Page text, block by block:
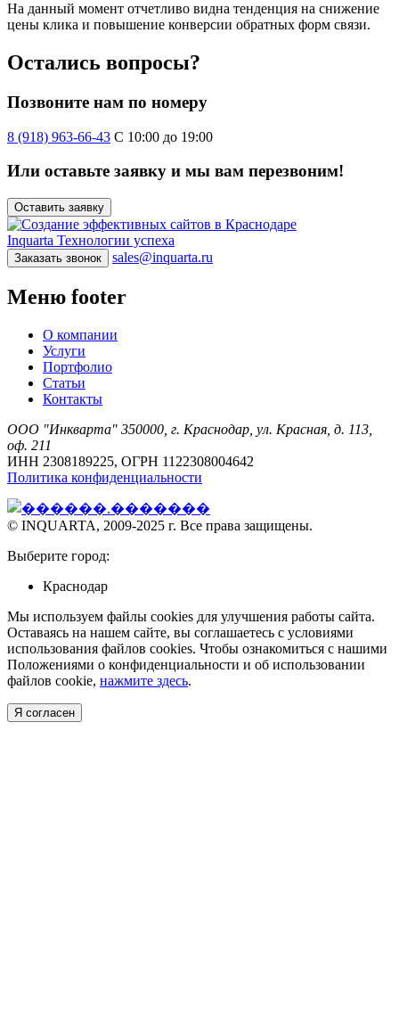
На данный момент отчетливо видна тенденция на снижение
цены клика и повышение конверсии обратных форм связи.
Остались вопросы?
Позвоните нам по номеру
8 (918) 963-66-43 С 10:00 до 19:00
Или оставьте заявку и мы вам перезвоним!
Оставить заявку
Inquarta Технологии успеха
Заказать звонок sales@inquarta.ru
Меню footer
О компании
Услуги
Портфолио
Статьи
Контакты
ООО "Инкварта" 350000, г. Краснодар, ул. Красная, д. 113,
оф. 211
ИНН 2308189225, ОГРН 1122308004642
Политика конфиденциальности
© INQUARTA, 2009-2025 г. Все права защищены.
Выберите город:
Краснодар
Мы используем файлы cookies для улучшения работы сайта.
Оставаясь на нашем сайте, вы соглашаетесь с условиями
использования файлов cookies. Чтобы ознакомиться с нашими
Положениями о конфиденциальности и об использовании
файлов cookie, нажмите здесь.
Я согласен